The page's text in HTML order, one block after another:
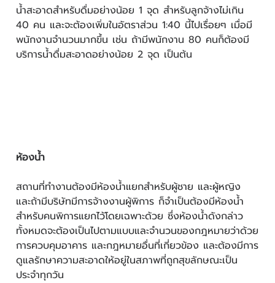
น้ำสะอาดสำหรับดื่มอย่างน้อย 1 จุด สำหรับลูกจ้างไม่เกิน
40 คน และจะต้องเพิ่มในอัตราส่วน 1:40 นี้ไปเรื่อยๆ เมื่อมี
พนักงานจำนวนมากขึ้น เช่น ถ้ามีพนักงาน 80 คนก็ต้องมี
บริการน้ำดื่มสะอาดอย่างน้อย 2 จุด เป็นต้น
ห้องน้ำ
สถานที่ทำงานต้องมีห้องน้ำแยกสำหรับผู้ชาย และผู้หญิง
และถ้ามีบริษัทมีการจ้างงานผู้พิการ ก็จำเป็นต้องมีห้องน้ำ
สำหรับคนพิการแยกไว้โดยเฉพาะด้วย ซึ่งห้องน้ำดังกล่าว
ทั้งหมดจะต้องเป็นไปตามแบบและจำนวนของกฎหมายว่าด้วย
การควบคุมอาคาร และกฎหมายอื่นที่เกี่ยวข้อง และต้องมีการ
ดูแลรักษาความสะอาดให้อยู่ในสภาพที่ถูกสุขลักษณะเป็น
ประจำทุกวัน